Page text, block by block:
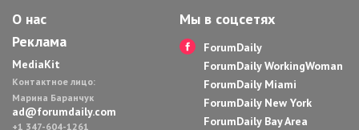
АВТОРСКИЕ КОЛОНКИ
ЗДОРОВЬЕ И КРАСОТА
ДОМ И ЕДА
О нас
Реклама
MediaKit
Контактное лицо:
Марина Баранчук
ad@forumdaily.com
+1 347-604-1261
Мы в соцсетях
ForumDaily
ForumDaily WorkingWoman
ForumDaily Miami
ForumDaily New York
ForumDaily Bay Area